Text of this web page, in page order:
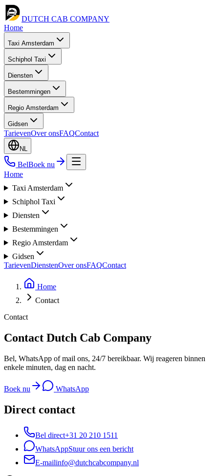
DUTCH CAB COMPANY
Home
Taxi Amsterdam
Schiphol Taxi
Diensten
Bestemmingen
Regio Amsterdam
Gidsen
TarievenOver onsFAQContact
NL
BelBoek nu
Home
Taxi Amsterdam
Schiphol Taxi
Diensten
Bestemmingen
Regio Amsterdam
Gidsen
TarievenDienstenOver onsFAQContact
Home
Contact
Contact
Contact Dutch Cab Company
Bel, WhatsApp of mail ons, 24/7 bereikbaar. Wij reageren binnen
enkele minuten, dag en nacht.
Boek nu WhatsApp
Direct contact
Bel direct+31 20 210 1511
WhatsAppStuur ons een bericht
E-mailinfo@dutchcabcompany.nl